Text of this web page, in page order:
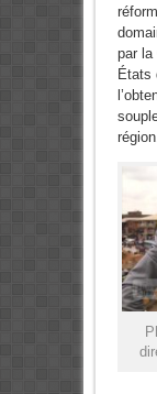
par la
États
région.